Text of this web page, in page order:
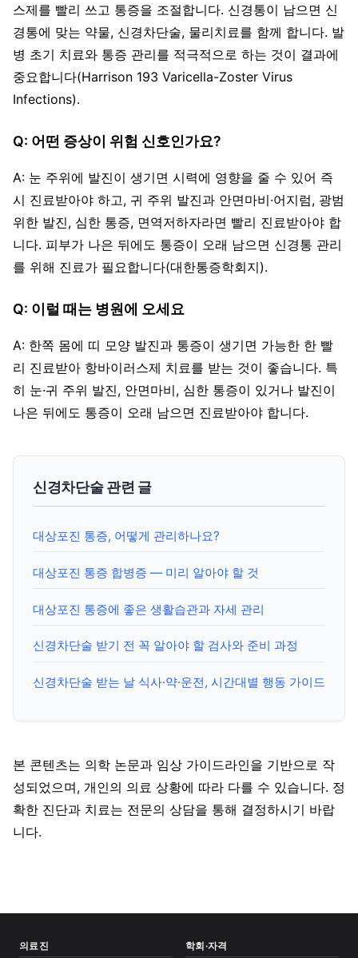
스제를 빨리 쓰고 통증을 조절합니다. 신경통이 남으면 신
경통에 맞는 약물, 신경차단술, 물리치료를 함께 합니다. 발
병 초기 치료와 통증 관리를 적극적으로 하는 것이 결과에
중요합니다(Harrison 193 Varicella-Zoster Virus
Infections).
Q: 어떤 증상이 위험 신호인가요?
A: 눈 주위에 발진이 생기면 시력에 영향을 줄 수 있어 즉
시 진료받아야 하고, 귀 주위 발진과 안면마비·어지럼, 광범
위한 발진, 심한 통증, 면역저하자라면 빨리 진료받아야 합
니다. 피부가 나은 뒤에도 통증이 오래 남으면 신경통 관리
를 위해 진료가 필요합니다(대한통증학회지).
Q: 이럴 때는 병원에 오세요
A: 한쪽 몸에 띠 모양 발진과 통증이 생기면 가능한 한 빨
리 진료받아 항바이러스제 치료를 받는 것이 좋습니다. 특
히 눈·귀 주위 발진, 안면마비, 심한 통증이 있거나 발진이
나은 뒤에도 통증이 오래 남으면 진료받아야 합니다.
신경차단술 관련 글
대상포진 통증, 어떻게 관리하나요?
대상포진 통증 합병증 — 미리 알아야 할 것
대상포진 통증에 좋은 생활습관과 자세 관리
신경차단술 받기 전 꼭 알아야 할 검사와 준비 과정
신경차단술 받는 날 식사·약·운전, 시간대별 행동 가이드
본 콘텐츠는 의학 논문과 임상 가이드라인을 기반으로 작
성되었으며, 개인의 의료 상황에 따라 다를 수 있습니다. 정
확한 진단과 치료는 전문의 상담을 통해 결정하시기 바랍
니다.
의료진 학회·자격